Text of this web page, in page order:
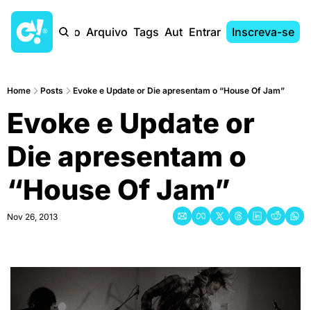
Início Arquivo Tags AutoresEntrar Inscreva-se
Home Posts Evoke e Update or Die apresentam o “House Of Jam”
Evoke e Update or
Die apresentam o
“House Of Jam”
Nov 26, 2013